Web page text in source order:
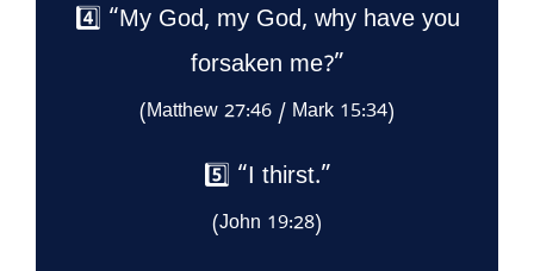
4️⃣ “My God, my God, why have you
forsaken me?”
(Matthew 27:46 / Mark 15:34)
5️⃣ “I thirst.”
(John 19:28)